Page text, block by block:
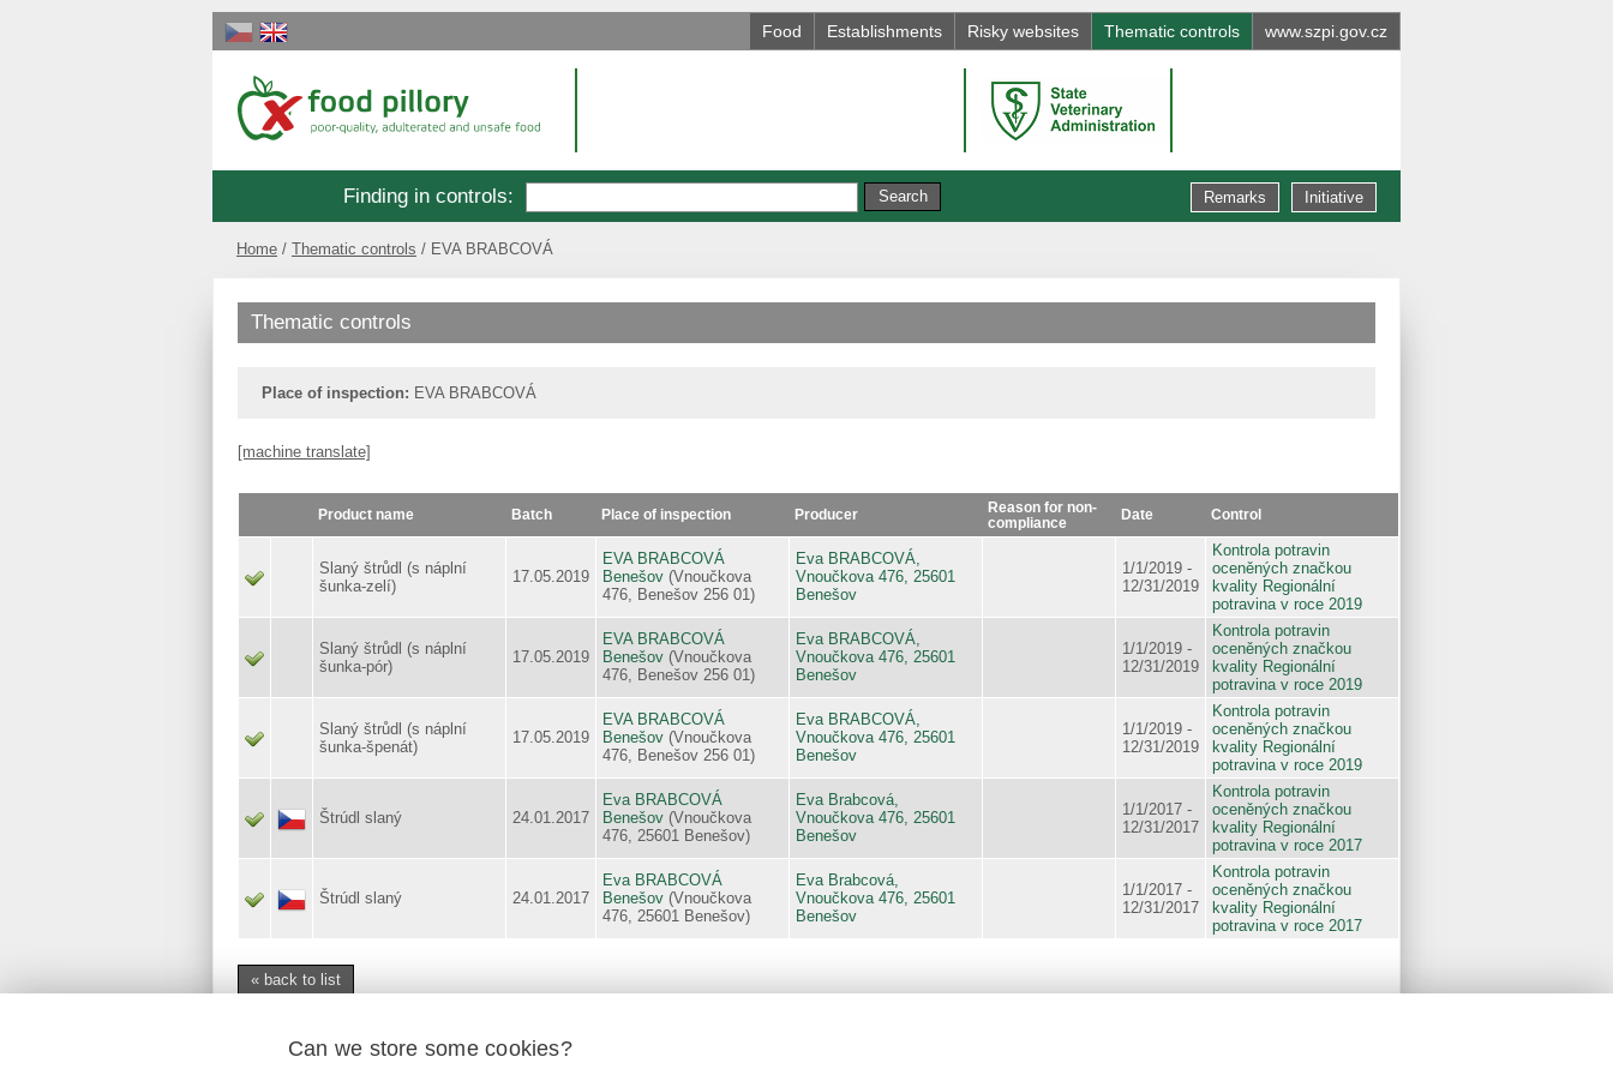
Food Establishments Risky websites Thematic controls www.szpi.gov.cz
Finding in controls: Initiative
Remarks
Home Thematic controls EVA BRABCOVÁ
Thematic controls
Place of inspection: EVA BRABCOVÁ
[machine translate]
Product name Batch Place of inspection Producer
Reason for non-
compliance
Date Control
Slaný štrůdl (s náplní
šunka-zelí)
17.05.2019
EVA BRABCOVÁ
Benešov (Vnoučkova
476, Benešov 256 01)
Eva BRABCOVÁ,
Vnoučkova 476, 25601
Benešov
1/1/2019 -
12/31/2019
Kontrola potravin
oceněných značkou
kvality Regionální
potravina v roce 2019
Slaný štrůdl (s náplní
šunka-pór)
17.05.2019
EVA BRABCOVÁ
Benešov (Vnoučkova
476, Benešov 256 01)
Eva BRABCOVÁ,
Vnoučkova 476, 25601
Benešov
1/1/2019 -
12/31/2019
Kontrola potravin
oceněných značkou
kvality Regionální
potravina v roce 2019
Slaný štrůdl (s náplní
šunka-špenát)
17.05.2019
EVA BRABCOVÁ
Benešov (Vnoučkova
476, Benešov 256 01)
Eva BRABCOVÁ,
Vnoučkova 476, 25601
Benešov
1/1/2019 -
12/31/2019
Kontrola potravin
oceněných značkou
kvality Regionální
potravina v roce 2019
Štrúdl slaný 24.01.2017
Eva BRABCOVÁ
Benešov (Vnoučkova
476, 25601 Benešov)
Eva Brabcová,
Vnoučkova 476, 25601
Benešov
1/1/2017 -
12/31/2017
Kontrola potravin
oceněných značkou
kvality Regionální
potravina v roce 2017
Štrúdl slaný 24.01.2017
Eva BRABCOVÁ
Benešov (Vnoučkova
476, 25601 Benešov)
Eva Brabcová,
Vnoučkova 476, 25601
Benešov
1/1/2017 -
12/31/2017
Kontrola potravin
oceněných značkou
kvality Regionální
potravina v roce 2017
« back to list
Can we store some cookies?